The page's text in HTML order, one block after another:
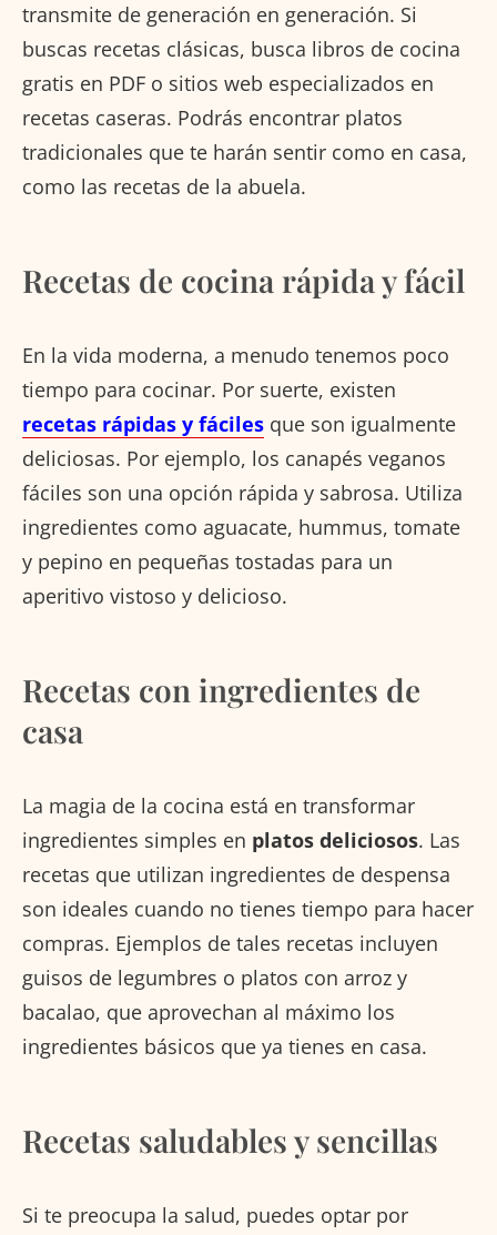
transmite de generación en generación. Si
buscas recetas clásicas, busca libros de cocina
gratis en PDF o sitios web especializados en
recetas caseras. Podrás encontrar platos
tradicionales que te harán sentir como en casa,
como las recetas de la abuela.
Recetas de cocina rápida y fácil
En la vida moderna, a menudo tenemos poco
tiempo para cocinar. Por suerte, existen
recetas rápidas y fáciles que son igualmente
deliciosas. Por ejemplo, los canapés veganos
fáciles son una opción rápida y sabrosa. Utiliza
ingredientes como aguacate, hummus, tomate
y pepino en pequeñas tostadas para un
aperitivo vistoso y delicioso.
Recetas con ingredientes de
casa
La magia de la cocina está en transformar
ingredientes simples en platos deliciosos. Las
recetas que utilizan ingredientes de despensa
son ideales cuando no tienes tiempo para hacer
compras. Ejemplos de tales recetas incluyen
guisos de legumbres o platos con arroz y
bacalao, que aprovechan al máximo los
ingredientes básicos que ya tienes en casa.
Recetas saludables y sencillas
Si te preocupa la salud, puedes optar por